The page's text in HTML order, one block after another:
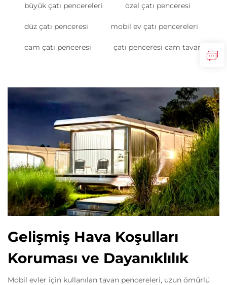
büyük çatı pencereleri özel çatı penceresi
düz çatı penceresi mobil ev çatı pencereleri
cam çatı penceresi çatı penceresi cam tavan
Gelişmiş Hava Koşulları
Koruması ve Dayanıklılık
Mobil evler için kullanılan tavan pencereleri, uzun ömürlü